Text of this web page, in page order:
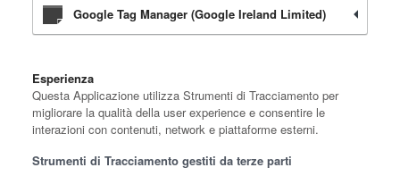
Google Tag Manager (Google Ireland Limited)
Esperienza
Questa Applicazione utilizza Strumenti di Tracciamento per
migliorare la qualità della user experience e consentire le
interazioni con contenuti, network e piattaforme esterni.
Strumenti di Tracciamento gestiti da terze parti